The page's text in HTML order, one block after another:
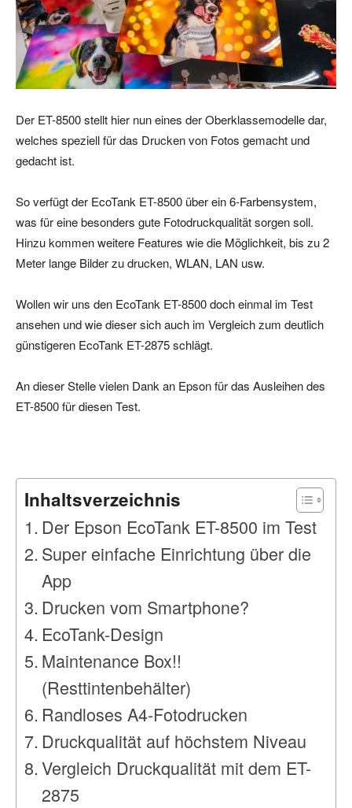
Der ET-8500 stellt hier nun eines der Oberklassemodelle dar,
welches speziell für das Drucken von Fotos gemacht und
gedacht ist.
So verfügt der EcoTank ET-8500 über ein 6-Farbensystem,
was für eine besonders gute Fotodruckqualität sorgen soll.
Hinzu kommen weitere Features wie die Möglichkeit, bis zu 2
Meter lange Bilder zu drucken, WLAN, LAN usw.
Wollen wir uns den EcoTank ET-8500 doch einmal im Test
ansehen und wie dieser sich auch im Vergleich zum deutlich
günstigeren EcoTank ET-2875 schlägt.
An dieser Stelle vielen Dank an Epson für das Ausleihen des
ET-8500 für diesen Test.
Inhaltsverzeichnis
Der Epson EcoTank ET-8500 im Test
Super einfache Einrichtung über die
App
Drucken vom Smartphone?
EcoTank-Design
Maintenance Box!!
(Resttintenbehälter)
Randloses A4-Fotodrucken
Druckqualität auf höchstem Niveau
Vergleich Druckqualität mit dem ET-
2875